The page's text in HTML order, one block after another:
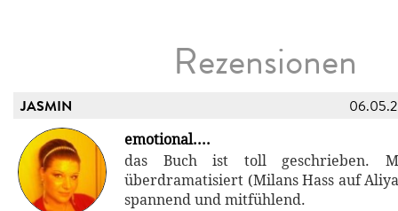
Rezensionen
JASMIN
emotional....
das Buch ist toll geschrieben.
überdramatisiert (Milans Hass auf
spannend und mitfühlend.